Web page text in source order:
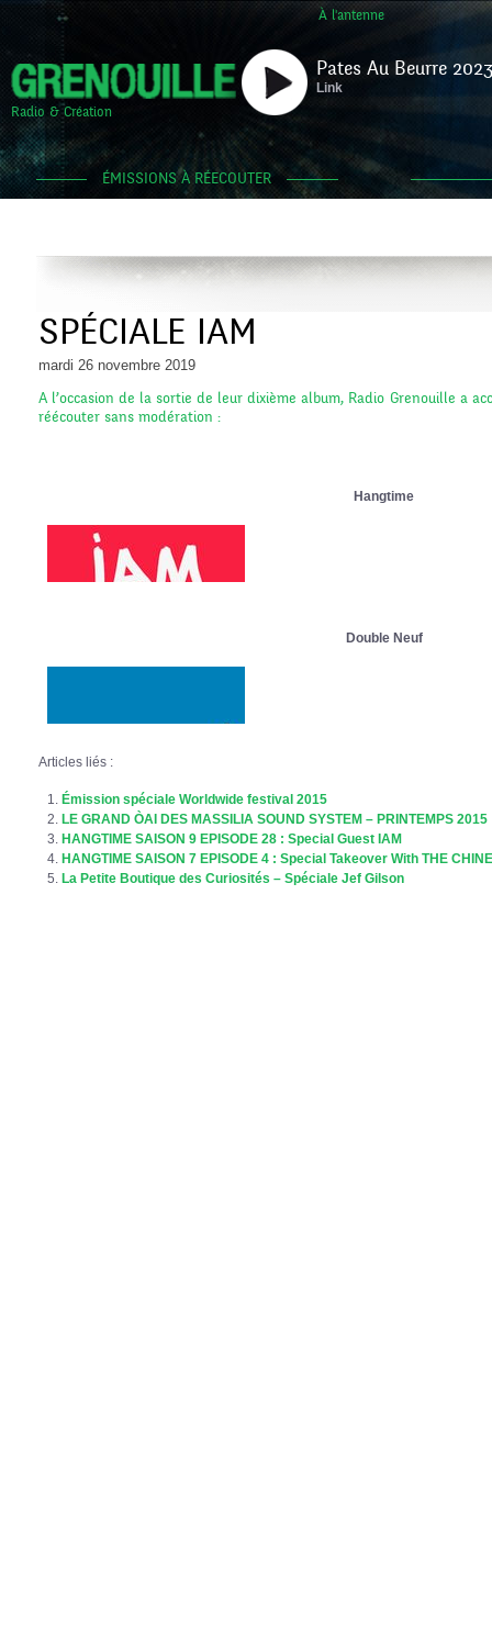
À l'antenne
Radio & Création
Pates Au Beurre
Link
ÉMISSIONS À RÉECOUTER
SPÉCIALE IAM
mardi 26 novembre 2019
A l’occasion de la sortie de leur dixième album, Radio Grenouille a
réécouter sans modération :
Hangtime
Double Neuf
Articles liés :
Émission spéciale Worldwide festival 2015
LE GRAND ÒAI DES MASSILIA SOUND SYSTEM – PRINTEMPS 2015
HANGTIME SAISON 9 EPISODE 28 : Special Guest IAM
HANGTIME SAISON 7 EPISODE 4 : Special Takeover With THE
La Petite Boutique des Curiosités – Spéciale Jef Gilson